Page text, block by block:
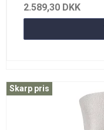
2.589,30 DKK
Skarp pris